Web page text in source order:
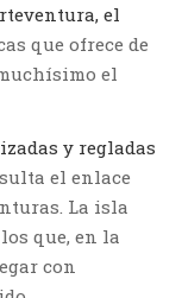
el
que ofrece de
el
y regladas
el enlace
La isla
que, en la
con